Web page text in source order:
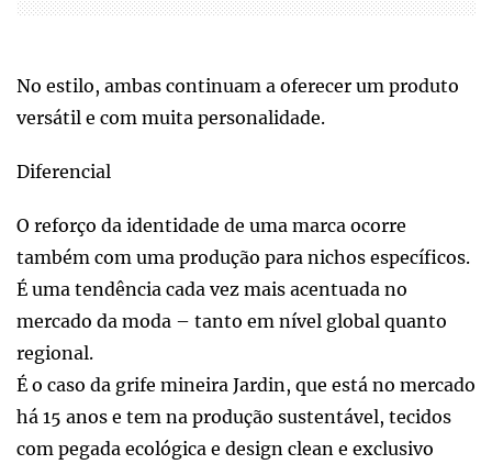
No estilo, ambas continuam a oferecer um produto
versátil e com muita personalidade.
Diferencial
O reforço da identidade de uma marca ocorre
também com uma produção para nichos específicos.
É uma tendência cada vez mais acentuada no
mercado da moda – tanto em nível global quanto
regional.
É o caso da grife mineira Jardin, que está no mercado
há 15 anos e tem na produção sustentável, tecidos
com pegada ecológica e design clean e exclusivo